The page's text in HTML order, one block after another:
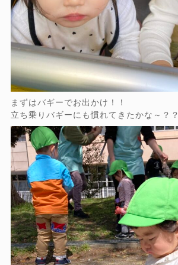
まずはバギーでお出かけ！！
立ち乗りバギーにも慣れてきたかな～？？